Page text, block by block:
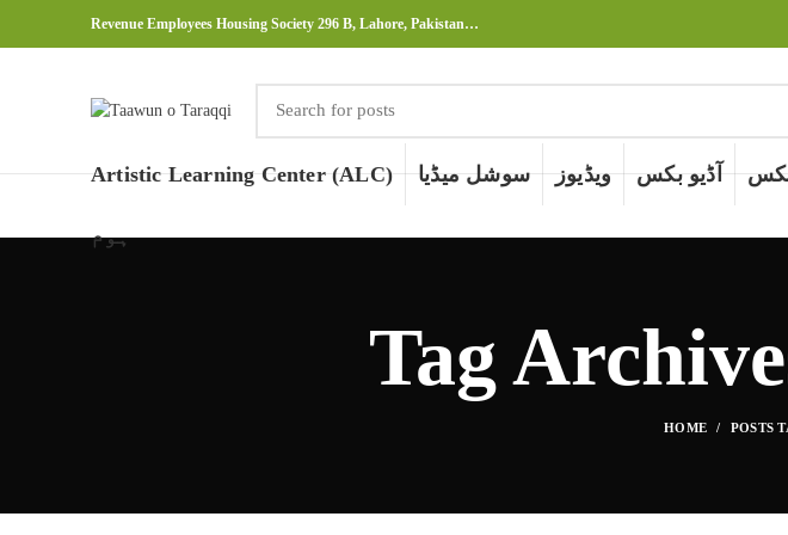
Revenue Employees Housing Society 296 B, Lahore, Pakistan…
Artistic Learning Center (ALC) سوشل میڈیا ویڈیوز آڈیو بکس بکس
ہوم
Tag
HOME POSTS